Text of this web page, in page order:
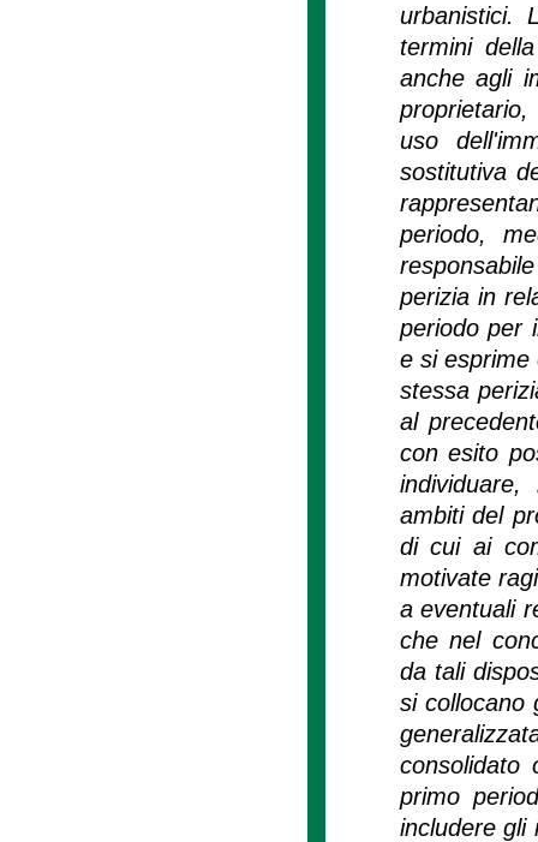
urbanistici.
termini
anche agli
uso
sostitutiva
periodo,
perizia in
periodo per
e si esprime
stessa
al
con esito
ambiti del
di cui ai
motivate
a eventuali
che nel
da tali
si collocano
consolidato
primo
includere gli